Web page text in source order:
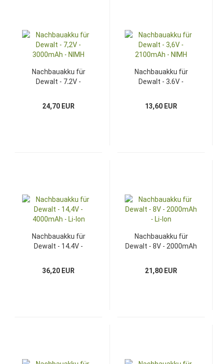
Nachbauakku für
Dewalt - 7,2V -
24,70 EUR
Nachbauakku für
Dewalt - 3,6V -
13,60 EUR
Nachbauakku für
Dewalt - 14,4V -
36,20 EUR
Nachbauakku für
Dewalt - 8V - 2000mAh
21,80 EUR